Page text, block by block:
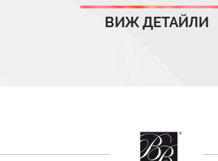
ВИЖ ДЕТАЙЛИ